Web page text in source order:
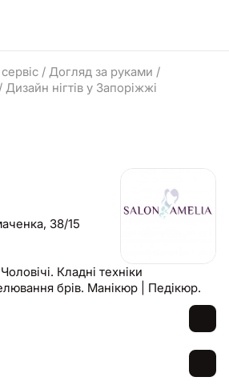
/ Догляд за руками /
/ Дизайн нігтів у Запоріжжі
38/15
Кладні техніки
брів. Манікюр | Педікюр.